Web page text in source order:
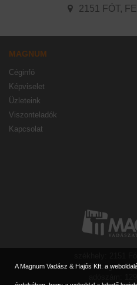
2151 FÓT,
MAGNUM
Céginfó
Képviselet
Üzleteink
Viszonteladók
Kapcsolat
e-mail:
A Magnum Vadász & Hajós Kft. a